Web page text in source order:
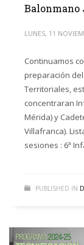
Balonmano
LUNES, 11
Continuamos
preparación
Territoriales,
concentraran
Mérida) y
Villafranca).
sesiones : 6ª
PUBLISHED IN